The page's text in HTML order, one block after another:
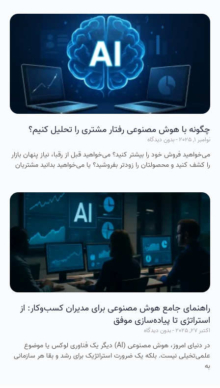
چگونه با هوش مصنوعی رفتار مشتری را تحلیل کنیم؟
نوامبر 1, 2025 بدون دیدگاه
می‌خواهید فروش خود را بیشتر کنید؟ می‌خواهید قبل از رقبا، نیاز پنهان بازار
را کشف کنید و محصولتان را زودتر بفروشید؟ یا می‌خواهید بدانید مشتریان
راهنمای جامع هوش مصنوعی برای مدیران کسب‌وکار: از
استراتژی تا پیاده‌سازی موفق
اکتبر 27, 2025 بدون دیدگاه
در دنیای امروز، هوش مصنوعی (AI) دیگر یک فناوری لوکس یا موضوع
علمی‌تخیلی نیست. بلکه یک ضرورت استراتژیک برای رشد و بقا هر سازمانی
به